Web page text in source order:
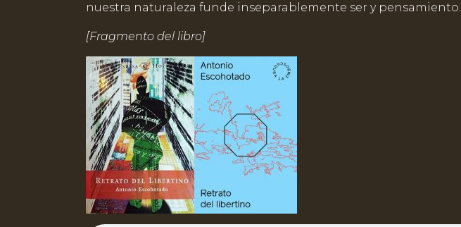
nuestra naturaleza funde inseparablemente ser y pensamiento.
[Fragmento del libro]